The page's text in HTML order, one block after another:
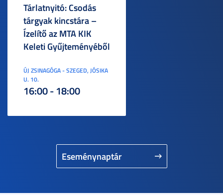
Eseménynaptár
Tárlatnyitó: Csodás
tárgyak kincstára –
Ízelítő az MTA KIK
Keleti Gyűjteményéből
ÚJ ZSINAGÓGA - SZEGED, JÓSIKA
U. 10.
16:00 - 18:00